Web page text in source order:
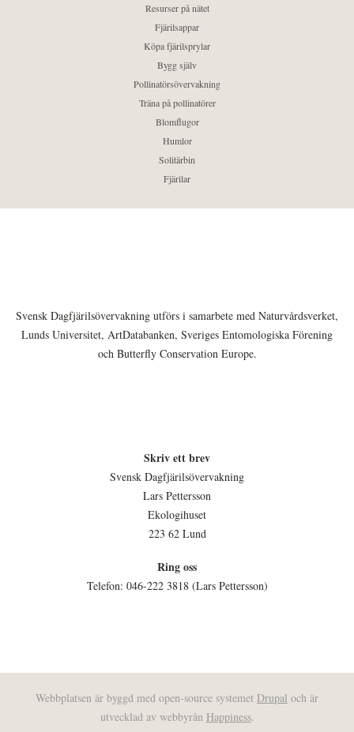
Resurser på nätet
Fjärilsappar
Köpa fjärilsprylar
Bygg själv
Pollinatörsövervakning
Träna på pollinatörer
Blomflugor
Humlor
Solitärbin
Fjärilar
Svensk Dagfjärilsövervakning utförs i samarbete med Naturvårdsverket,
Lunds Universitet, ArtDatabanken, Sveriges Entomologiska Förening
och Butterfly Conservation Europe.
Skriv ett brev
Svensk Dagfjärilsövervakning
Lars Pettersson
Ekologihuset
223 62 Lund
Ring oss
Telefon: 046-222 3818 (Lars Pettersson)
Webbplatsen är byggd med open-source systemet Drupal och är
utvecklad av webbyrån Happiness.